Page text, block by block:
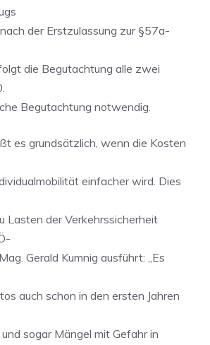
der Erstzulassung zur §57a-
die Begutachtung alle zwei
Begutachtung notwendig.
es grundsätzlich, wenn die Kosten
einfacher wird. Dies
Lasten der Verkehrssicherheit
Gerald Kumnig ausführt: „Es
auch schon in den ersten Jahren
sogar Mängel mit Gefahr in